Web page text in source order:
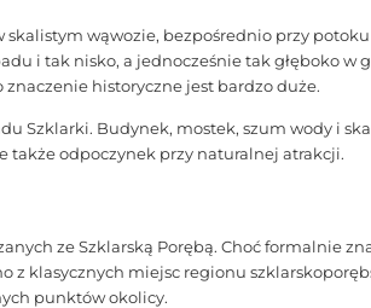
skalistym wąwozie, bezpośrednio przy
i tak nisko, a jednocześnie tak głęboko w
historyczne jest bardzo duże.
Szklarki. Budynek, mostek, szum wody i
także odpoczynek przy naturalnej atrakcji.
ze Szklarską Porębą. Choć formalnie
klasycznych miejsc regionu
punktów okolicy.